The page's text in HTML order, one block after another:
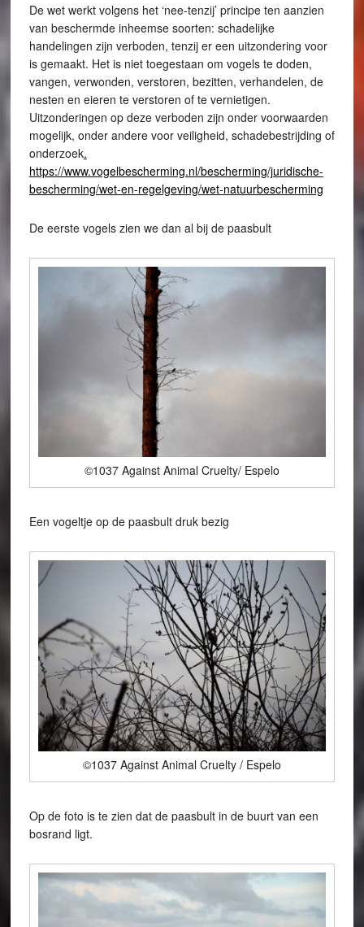
De wet werkt volgens het ‘nee-tenzij’ principe ten aanzien
van beschermde inheemse soorten: schadelijke
handelingen zijn verboden, tenzij er een uitzondering voor
is gemaakt. Het is niet toegestaan om vogels te doden,
vangen, verwonden, verstoren, bezitten, verhandelen, de
nesten en eieren te verstoren of te vernietigen.
Uitzonderingen op deze verboden zijn onder voorwaarden
mogelijk, onder andere voor veiligheid, schadebestrijding of
onderzoek.
https://www.vogelbescherming.nl/bescherming/juridische-
bescherming/wet-en-regelgeving/wet-natuurbescherming
De eerste vogels zien we dan al bij de paasbult
©1037 Against Animal Cruelty/ Espelo
Een vogeltje op de paasbult druk bezig
©1037 Against Animal Cruelty / Espelo
Op de foto is te zien dat de paasbult in de buurt van een
bosrand ligt.